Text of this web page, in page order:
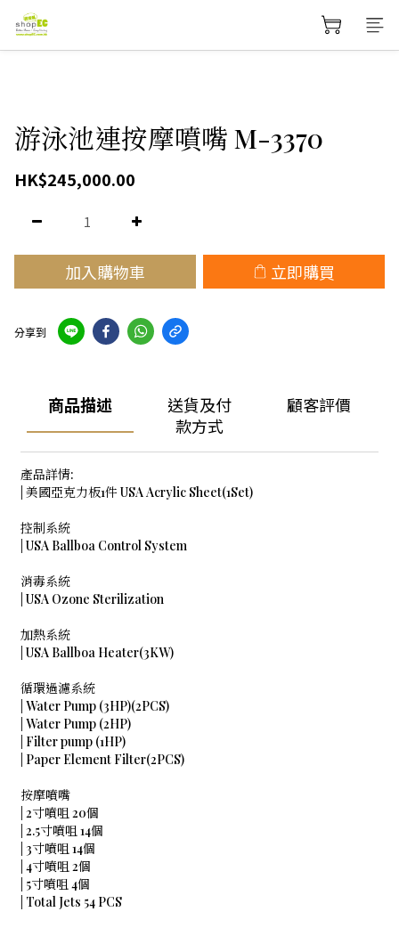
游泳池連按摩噴嘴 M-3370
HK$245,000.00
加入購物車 立即購買
分享到
商品描述
送貨及付
款方式
顧客評價
產品詳情:
| 美國亞克力板1件 USA Acrylic Sheet(1Set)
控制系統
| USA Ballboa Control System
消毒系統
| USA Ozone Sterilization
加熱系統
| USA Ballboa Heater(3KW)
循環過濾系統
| Water Pump (3HP)(2PCS)
| Water Pump (2HP)
| Filter pump (1HP)
| Paper Element Filter(2PCS)
按摩噴嘴
| 2寸噴咀 20個
| 2.5寸噴咀 14個
| 3寸噴咀 14個
| 4寸噴咀 2個
| 5寸噴咀 4個
| Total Jets 54 PCS